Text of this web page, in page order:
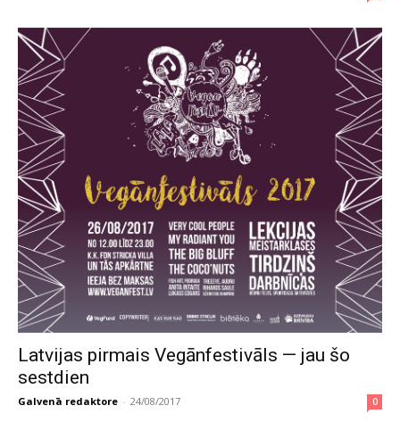
Latvijas pirmais Vegānfestivāls — jau šo
sestdien
Galvenā redaktore - 24/08/2017 0